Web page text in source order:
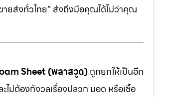
ยส่งทั่วไทย” ส่งถึงมือคุณได้ไม่ว่าคุณ
Sheet (พลาสวูด)ถูกยกให้เป็นอีก
ม่ต้องกังวลเรื่องปลวก มอด หรือเชื้อ